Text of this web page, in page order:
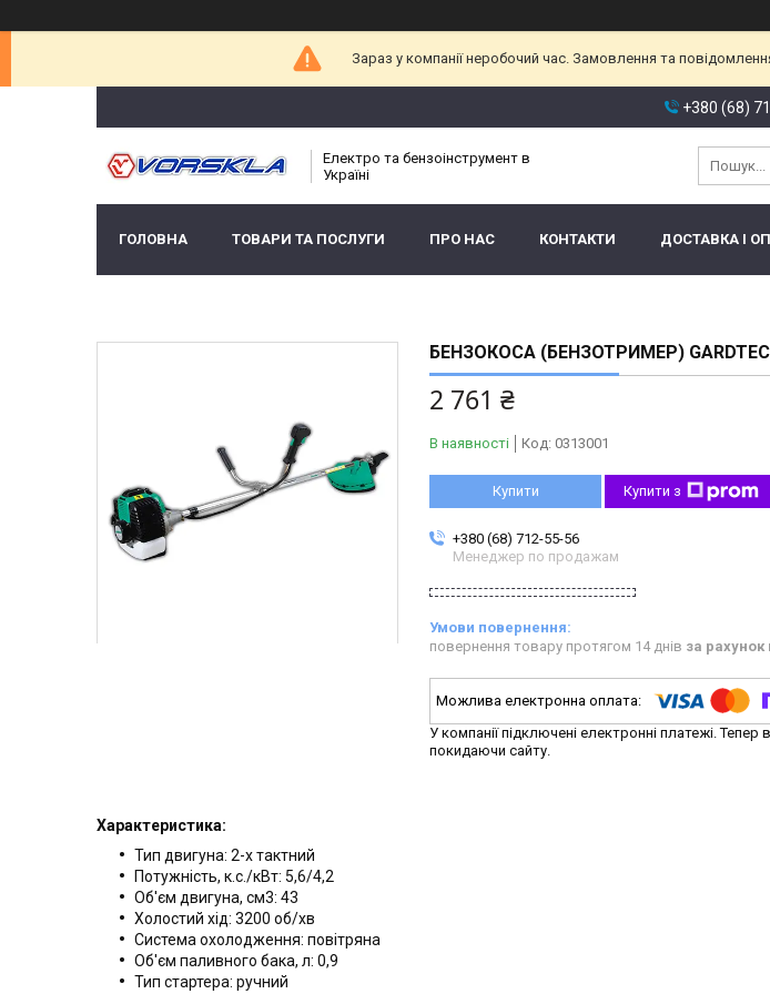
Зараз у компанії неробочий час. Замовлення та
+380 (68)
Електро та бензоінструмент в
Україні
ГОЛОВНА ТОВАРИ ТА ПОСЛУГИ ПРО НАС КОНТАКТИ ДОСТАВКА І
БЕНЗОКОСА (БЕНЗОТРИМЕР)
2 761 ₴
В наявності Код: 0313001
Купити Купити з
+380 (68) 712-55-56
Менеджер по продажам
повернення товару протягом 14 днів за рахунок
У компанії підключені електронні платежі.
покидаючи сайту.
Характеристика:
Тип двигуна: 2-х тактний
Потужність, к.с./кВт: 5,6/4,2
Об'єм двигуна, см3: 43
Холостий хід: 3200 об/хв
Система охолодження: повітряна
Об'єм паливного бака, л: 0,9
Тип стартера: ручний